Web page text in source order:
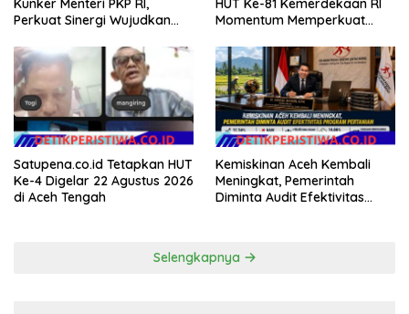
Perkuat Sinergi Wujudkan
Masyarakat
Momentum Memperkuat
Teknologi, dan Kepastian
Hukum Menuju Indonesia
Emas 2045
Satupena.co.id Tetapkan HUT
Ke-4 Digelar 22 Agustus 2026
di Aceh Tengah
Kemiskinan Aceh Kembali
Meningkat, Pemerintah
Diminta Audit Efektivitas
Selengkapnya